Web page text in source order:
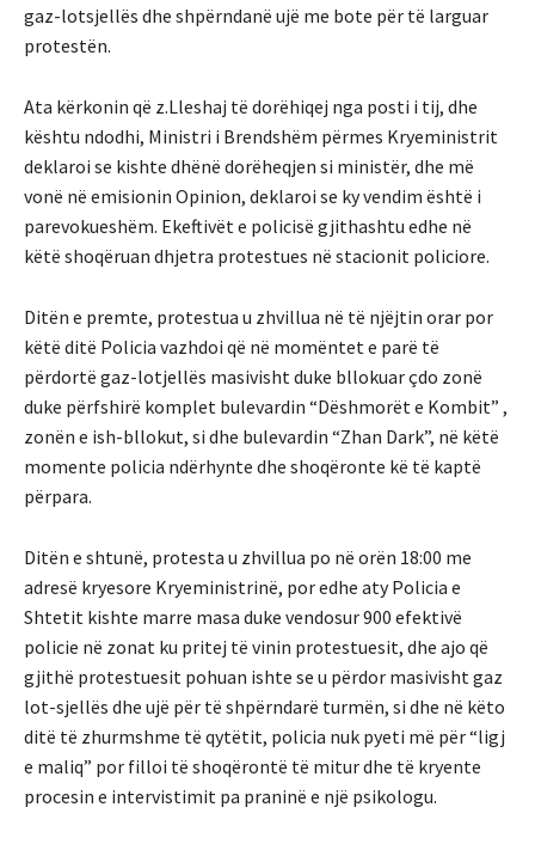
gaz-lotsjellës dhe shpërndanë ujë me bote për të larguar
protestën.
Ata kërkonin që z.Lleshaj të dorëhiqej nga posti i tij, dhe
kështu ndodhi, Ministri i Brendshëm përmes Kryeministrit
deklaroi se kishte dhënë dorëheqjen si ministër, dhe më
vonë në emisionin Opinion, deklaroi se ky vendim është i
parevokueshëm. Ekeftivët e policisë gjithashtu edhe në
këtë shoqëruan dhjetra protestues në stacionit policiore.
Ditën e premte, protestua u zhvillua në të njëjtin orar por
këtë ditë Policia vazhdoi që në momëntet e parë të
përdortë gaz-lotjellës masivisht duke bllokuar çdo zonë
duke përfshirë komplet bulevardin “Dëshmorët e Kombit” ,
zonën e ish-bllokut, si dhe bulevardin “Zhan Dark”, në këtë
momente policia ndërhynte dhe shoqëronte kë të kaptë
përpara.
Ditën e shtunë, protesta u zhvillua po në orën 18:00 me
adresë kryesore Kryeministrinë, por edhe aty Policia e
Shtetit kishte marre masa duke vendosur 900 efektivë
policie në zonat ku pritej të vinin protestuesit, dhe ajo që
gjithë protestuesit pohuan ishte se u përdor masivisht gaz
lot-sjellës dhe ujë për të shpërndarë turmën, si dhe në këto
ditë të zhurmshme të qytëtit, policia nuk pyeti më për “ligj
e maliq” por filloi të shoqërontë të mitur dhe të kryente
procesin e intervistimit pa praninë e një psikologu.